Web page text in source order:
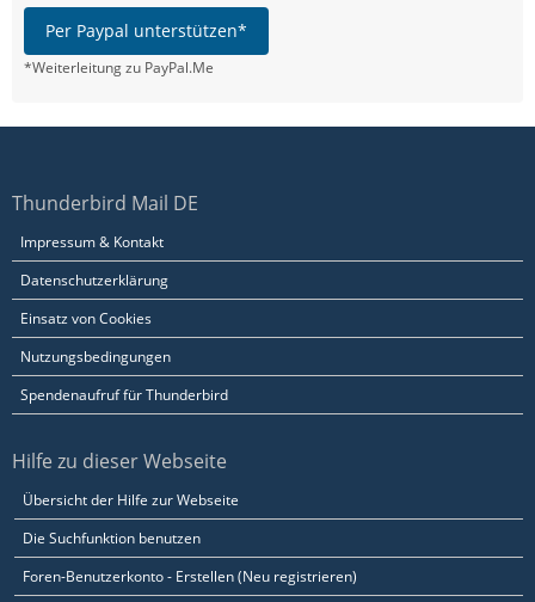
Per Paypal unterstützen*
*Weiterleitung zu PayPal.Me
Thunderbird Mail DE
Impressum & Kontakt
Datenschutzerklärung
Einsatz von Cookies
Nutzungsbedingungen
Spendenaufruf für Thunderbird
Hilfe zu dieser Webseite
Übersicht der Hilfe zur Webseite
Die Suchfunktion benutzen
Foren-Benutzerkonto - Erstellen (Neu registrieren)